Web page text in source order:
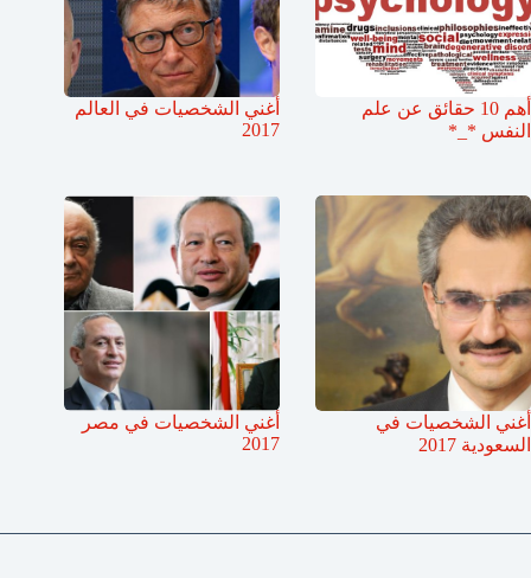
أهم 10 حقائق عن علم
النفس *_*
أغني الشخصيات في العالم
2017
أغني الشخصيات في
السعودية 2017
أغني الشخصيات في مصر
2017